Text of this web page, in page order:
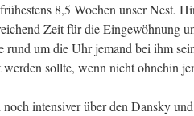
8,5 Wochen unser Nest.
Zeit für die Eingewöhnung
rund um die Uhr jemand bei ihm
werden sollte, wenn nicht ohnehin
intensiver über den Dansky